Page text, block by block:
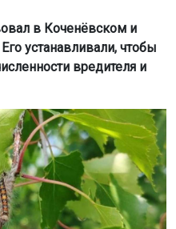
в Коченёвском и
устанавливали, чтобы
вредителя и